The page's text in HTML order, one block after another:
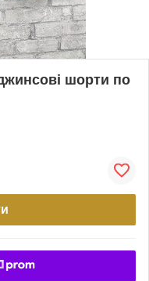
шорти по